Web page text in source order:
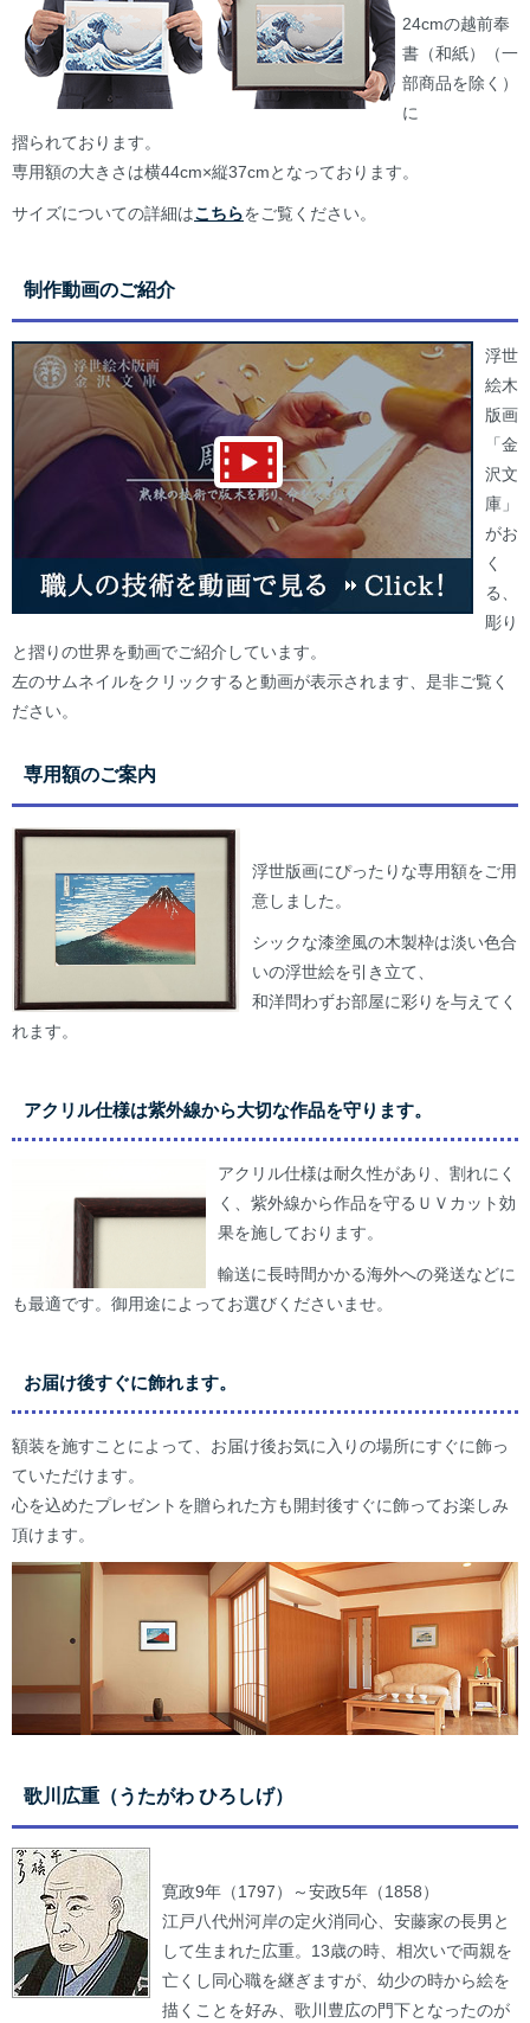
24cmの越前奉
書（和紙）（一
部商品を除く）
に
摺られております。
専用額の大きさは横44cm×縦37cmとなっております。
サイズについての詳細はこちらをご覧ください。
制作動画のご紹介
浮世
絵木
版画
「金
沢文
庫」
がお
く
る、
彫り
と摺りの世界を動画でご紹介しています。
左のサムネイルをクリックすると動画が表示されます、是非ご覧く
ださい。
専用額のご案内
浮世版画にぴったりな専用額をご用
意しました。
シックな漆塗風の木製枠は淡い色合
いの浮世絵を引き立て、
和洋問わずお部屋に彩りを与えてく
れます。
アクリル仕様は紫外線から大切な作品を守ります。
アクリル仕様は耐久性があり、割れにく
く、紫外線から作品を守るＵＶカット効
果を施しております。
輸送に長時間かかる海外への発送などに
も最適です。御用途によってお選びくださいませ。
お届け後すぐに飾れます。
額装を施すことによって、お届け後お気に入りの場所にすぐに飾っ
ていただけます。
心を込めたプレゼントを贈られた方も開封後すぐに飾ってお楽しみ
頂けます。
歌川広重（うたがわ ひろしげ）
寛政9年（1797）～安政5年（1858）
江戸八代州河岸の定火消同心、安藤家の長男と
して生まれた広重。13歳の時、相次いで両親を
亡くし同心職を継ぎますが、幼少の時から絵を
描くことを好み、歌川豊広の門下となったのが